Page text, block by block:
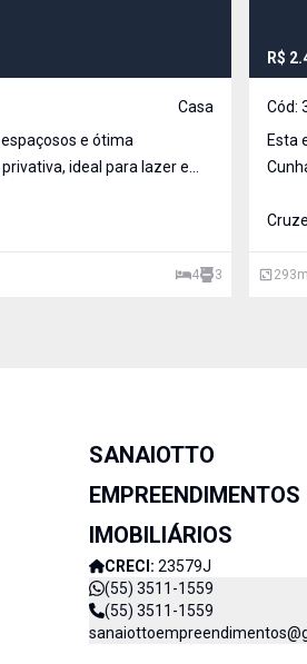
Casa
e ótima
ideal para lazer e
4 3
R$
Cód:
Esta
293
SANAIOTTO
EMPREENDIMENTOS
IMOBILIÁRIOS
CRECI: 23579J
(55) 3511-1559
(55) 3511-1559